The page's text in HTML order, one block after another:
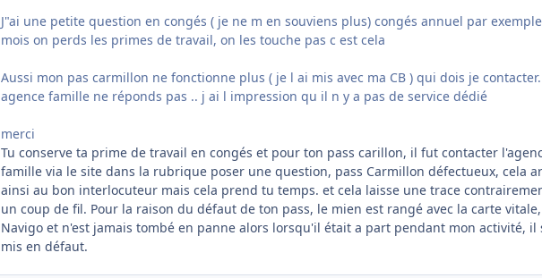
J"ai une petite question en congés ( je ne m en souviens plus) congés annuel par exemple
mois on perds les primes de travail, on les touche pas c est cela
Aussi mon pas carmillon ne fonctionne plus ( je l ai mis avec ma CB ) qui dois je
agence famille ne réponds pas .. j ai l impression qu il n y a pas de service dédié
merci
Tu conserve ta prime de travail en congés et pour ton pass carillon, il fut contacter
famille via le site dans la rubrique poser une question, pass Carmillon défectueux, cela
ainsi au bon interlocuteur mais cela prend tu temps. et cela laisse une trace
un coup de fil. Pour la raison du défaut de ton pass, le mien est rangé avec la carte
Navigo et n'est jamais tombé en panne alors lorsqu'il était a part pendant mon activité, il
mis en défaut.